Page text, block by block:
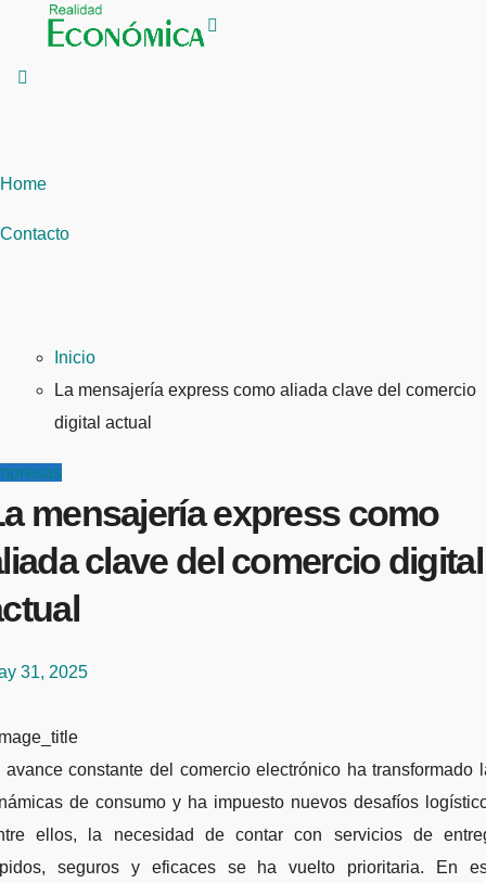
contenido
Home
Contacto
Inicio
La mensajería express como aliada clave del comercio
digital actual
mensajería express como
clave del comercio digital
31, 2025
de consumo y ha impuesto nuevos desafíos
ellos, la necesidad de contar con servicios de
seguros y eficaces se ha vuelto prioritaria. En